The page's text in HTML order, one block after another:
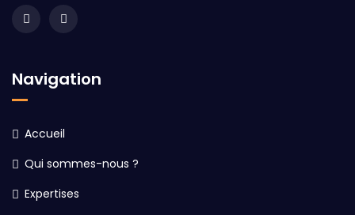
Navigation
Accueil
Qui sommes-nous ?
Expertises